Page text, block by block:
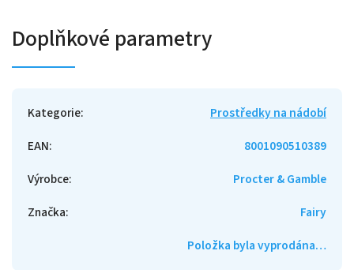
Doplňkové parametry
Kategorie:
Prostředky na nádobí
EAN:
8001090510389
Výrobce:
Procter & Gamble
Značka:
Fairy
Položka byla vyprodána…